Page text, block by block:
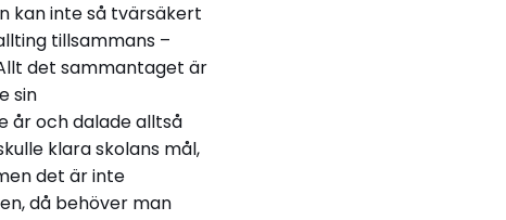
kan inte så tvärsäkert
tillsammans –
det sammantaget är
sin
år och dalade alltså
klara skolans mål,
det är inte
då behöver man